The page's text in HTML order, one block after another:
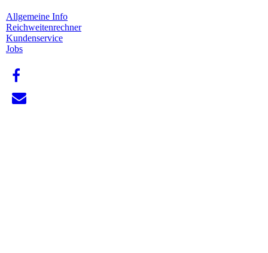
Allgemeine Info
Reichweitenrechner
Kundenservice
Jobs